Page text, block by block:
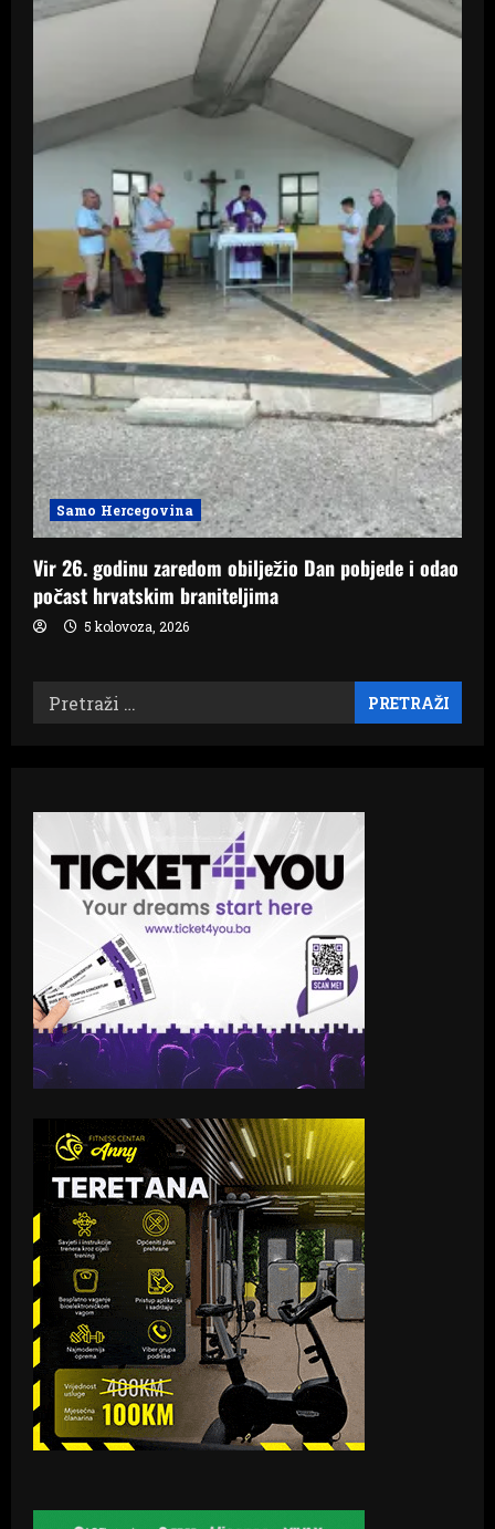
Samo Hercegovina
Vir 26. godinu zaredom obilježio Dan pobjede i odao
počast hrvatskim braniteljima
5 kolovoza, 2026
Pretraži: